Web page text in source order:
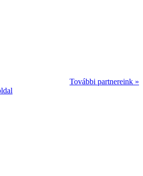
További partnereink »